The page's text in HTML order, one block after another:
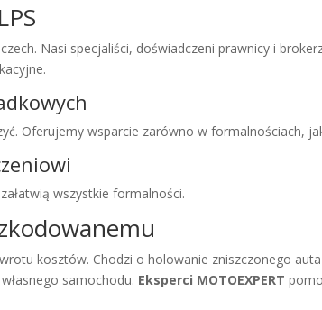
Nasi specjaliści, doświadczeni prawnicy i
Oferujemy wsparcie zarówno w formalnościach,
wszystkie formalności.
kosztów. Chodzi o holowanie zniszczonego
samochodu. Eksperci MOTOEXPERT